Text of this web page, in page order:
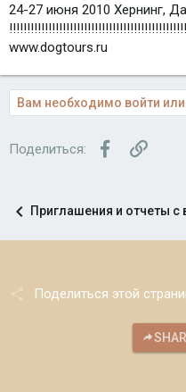
24-27 июня 2010 Хернинг,
www.dogtours.ru
Вам необходимо войти или
Поделиться: FacebookСсылка
Приглашения и отчеты с
Поделиться этой